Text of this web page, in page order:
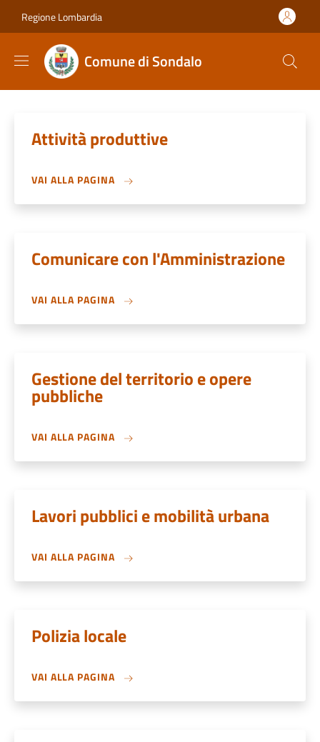
Regione Lombardia
Comune di Sondalo
Attività produttive
VAI ALLA PAGINA
Comunicare con l'Amministrazione
VAI ALLA PAGINA
Gestione del territorio e opere
pubbliche
VAI ALLA PAGINA
Lavori pubblici e mobilità urbana
VAI ALLA PAGINA
Polizia locale
VAI ALLA PAGINA